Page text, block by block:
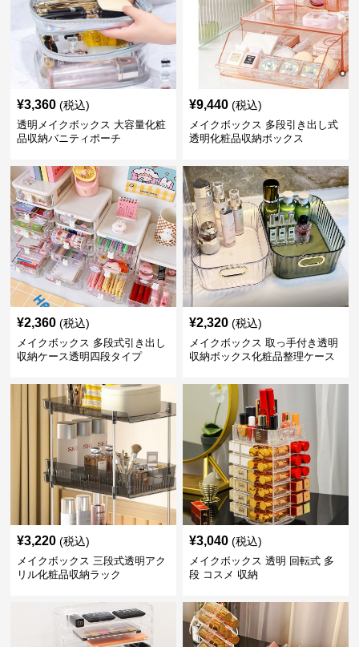
¥3,360 (税込)
透明メイクボックス 大容量化粧
品収納バニティポーチ
¥9,440 (税込)
メイクボックス 多段引き出し式
透明化粧品収納ボックス
¥2,360 (税込)
メイクボックス 多段式引き出し
収納ケース透明四段タイプ
¥2,320 (税込)
メイクボックス 取っ手付き透明
収納ボックス化粧品整理ケース
¥3,220 (税込)
メイクボックス 三段式透明アク
リル化粧品収納ラック
¥3,040 (税込)
メイクボックス 透明 回転式 多
段 コスメ 収納